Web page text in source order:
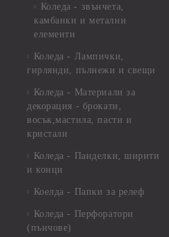
Коледа - звънчета,
камбанки и метални
елементи
Коледа - Лампички,
гирлянди, пълнежи и свещи
Коледа - Материали за
декорация - брокати,
восък,мастила, пасти и
кристали
Коледа - Панделки, ширити
и конци
Коелда - Папки за релеф
Коледа - Перфоратори
(пънчове)